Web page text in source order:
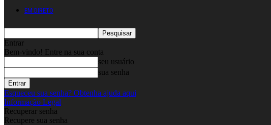
EM DIRETO
Entrar
Bem-vindo! Entre na sua conta
seu usuário
sua senha
Esqueceu sua senha? Obtenha ajuda aqui
Informação Legal
Recuperar senha
Recupere sua senha